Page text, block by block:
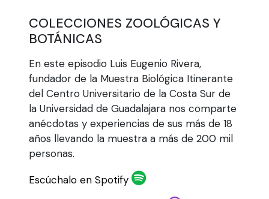
COLECCIONES ZOOLÓGICAS Y
BOTÁNICAS
En este episodio Luis Eugenio Rivera,
fundador de la Muestra Biológica Itinerante
del Centro Universitario de la Costa Sur de
la Universidad de Guadalajara nos comparte
anécdotas y experiencias de sus más de 18
años llevando la muestra a más de 200 mil
personas.
Escúchalo en Spotify